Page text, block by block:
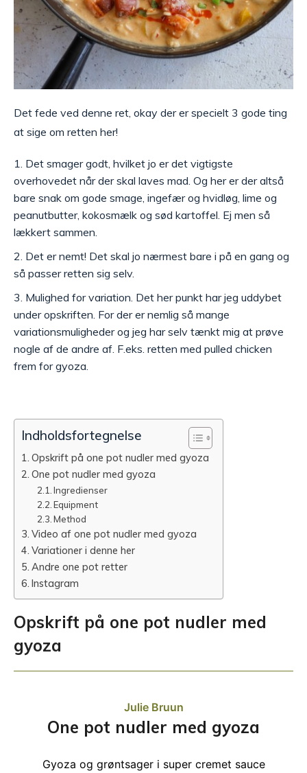
Det fede ved denne ret, okay der er specielt 3 gode ting
at sige om retten her!
Det smager godt, hvilket jo er det vigtigste
overhovedet når der skal laves mad. Og her er der altså
bare snak om gode smage, ingefær og hvidløg, lime og
peanutbutter, kokosmælk og sød kartoffel. Ej men så
lækkert sammen.
Det er nemt! Det skal jo nærmest bare i på en gang og
så passer retten sig selv.
Mulighed for variation. Det her punkt har jeg uddybet
under opskriften. For der er nemlig så mange
variationsmuligheder og jeg har selv tænkt mig at prøve
nogle af de andre af. F.eks. retten med pulled chicken
frem for gyoza.
Indholdsfortegnelse
Opskrift på one pot nudler med gyoza
One pot nudler med gyoza
Ingredienser
Equipment
Method
Video af one pot nudler med gyoza
Variationer i denne her
Andre one pot retter
Instagram
Opskrift på one pot nudler med
gyoza
Julie Bruun
One pot nudler med gyoza
Gyoza og grøntsager i super cremet sauce